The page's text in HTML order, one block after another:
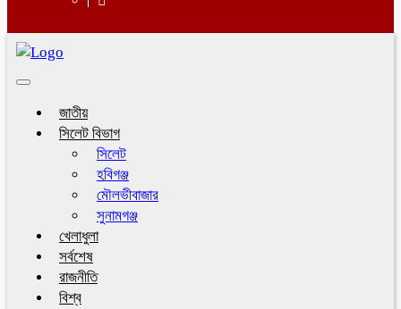
Toggle
জাতীয়
সিলেট বিভাগ
সিলেট
হবিগঞ্জ
মৌলভীবাজার
সুনামগঞ্জ
খেলাধুলা
সর্বশেষ
রাজনীতি
বিশ্ব